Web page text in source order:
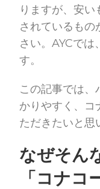
りますが、安い
されているもの
さい。AYCでは
す。
この記事では、
かりやすく、コ
ただきたいと思
なぜそん
「コナコ